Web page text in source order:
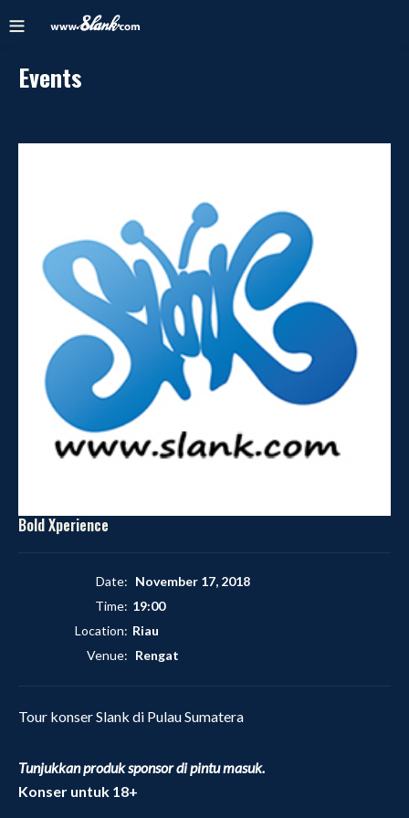
Events
Bold Xperience
Date: November 17, 2018
Time: 19:00
Location: Riau
Venue: Rengat
Tour konser Slank di Pulau Sumatera
Tunjukkan produk sponsor di pintu masuk.
Konser untuk 18+